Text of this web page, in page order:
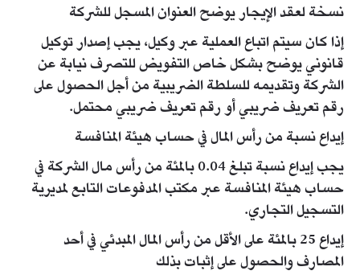
نسخة لعقد الإيجار يوضح العنوان المسجل للشركة​
إذا كان سيتم اتباع العملية عبر وكيل، يجب إصدار توكيل
قانوني يوضح بشكل خاص التفويض للتصرف نيابة عن
الشركة وتقديمه للسلطة الضريبية من أجل الحصول على
رقم تعريف ضريبي أو رقم تعريف ضريبي محتمل.
إيداع نسبة من رأس المال في حساب هيئة المنافسة
يجب إيداع نسبة تبلغ 0.04 بالمئة من رأس مال الشركة في
حساب هيئة المنافسة عبر مكتب المدفوعات التابع لمديرية
التسجيل التجاري.​
إيداع 25 بالمئة على الأقل من رأس المال المبدئي في أحد
المصارف والحصول على إثبات بذلك